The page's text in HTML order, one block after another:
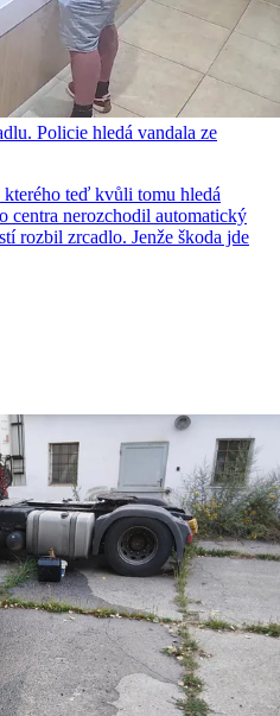
Policie hledá vandala ze
teď kvůli tomu hledá
centra nerozchodil automatický
rozbil zrcadlo. Jenže škoda jde